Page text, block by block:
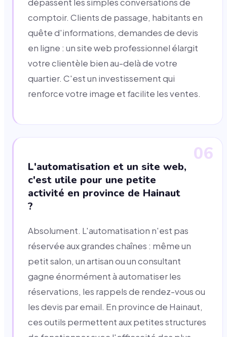
dépassent les simples conversations de
comptoir. Clients de passage, habitants en
quête d'informations, demandes de devis
en ligne : un site web professionnel élargit
votre clientèle bien au-delà de votre
quartier. C'est un investissement qui
renforce votre image et facilite les ventes.
06
L'automatisation et un site web,
c'est utile pour une petite
activité en province de Hainaut
?
Absolument. L'automatisation n'est pas
réservée aux grandes chaînes : même un
petit salon, un artisan ou un consultant
gagne énormément à automatiser les
réservations, les rappels de rendez-vous ou
les devis par email. En province de Hainaut,
ces outils permettent aux petites structures